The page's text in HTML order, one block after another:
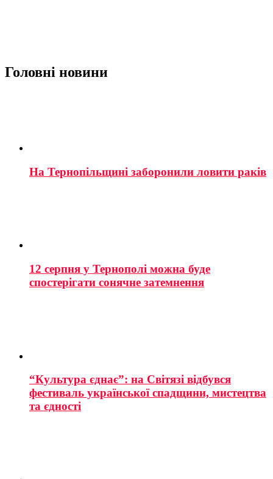
Головні новини
На Тернопільщині заборонили ловити раків
12 серпня у Тернополі можна буде
спостерігати сонячне затемнення
“Культура єднає”: на Світязі відбувся
фестиваль української спадщини, мистецтва
та єдності